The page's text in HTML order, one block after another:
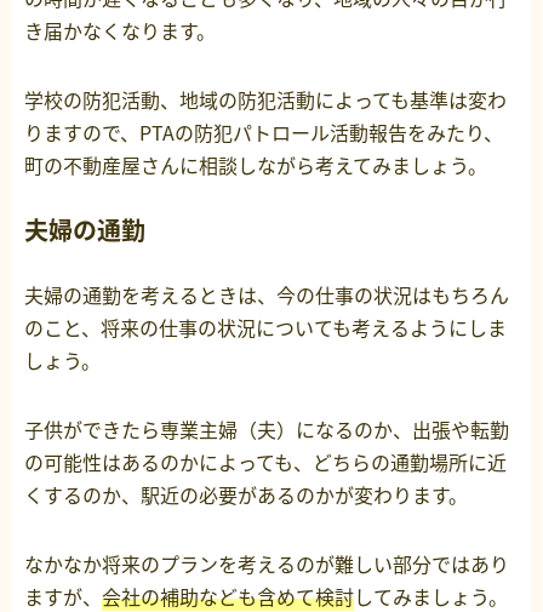
き届かなくなります。
学校の防犯活動、地域の防犯活動によっても基準は変わ
りますので、PTAの防犯パトロール活動報告をみたり、
町の不動産屋さんに相談しながら考えてみましょう。
夫婦の通勤
夫婦の通勤を考えるときは、今の仕事の状況はもちろん
のこと、将来の仕事の状況についても考えるようにしま
しょう。
子供ができたら専業主婦（夫）になるのか、出張や転勤
の可能性はあるのかによっても、どちらの通勤場所に近
くするのか、駅近の必要があるのかが変わります。
なかなか将来のプランを考えるのが難しい部分ではあり
ますが、 会社の補助なども含めて検討してみましょう。